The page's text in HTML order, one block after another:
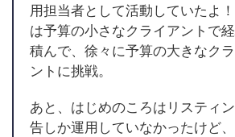
用担当者として活動していたよ
は予算の小さなクライアントで
積んで、徐々に予算の大きなク
ントに挑戦。
あと、はじめのころはリスティ
告しか運用していなかったけど